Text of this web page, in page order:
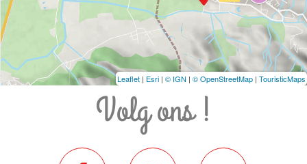
Leaflet | Esri | © IGN | © OpenStreetMap | TouristicMaps
Volg ons !